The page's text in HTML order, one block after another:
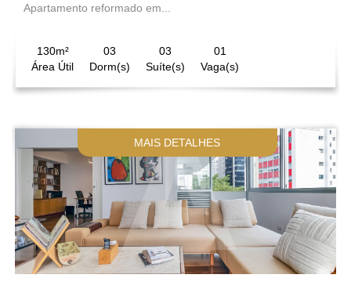
Apartamento reformado em...
130m²
Área Útil
03
Dorm(s)
03
Suíte(s)
01
Vaga(s)
MAIS DETALHES